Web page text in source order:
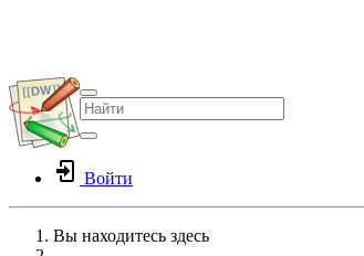
Войти
Вы находитесь здесь